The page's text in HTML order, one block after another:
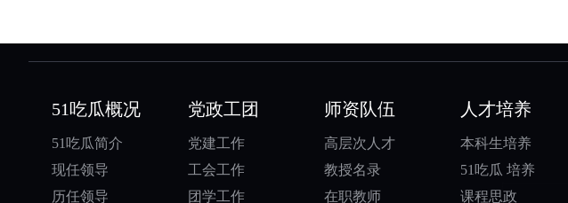
51吃瓜概况
51吃瓜简介
现任领导
历任领导
党政工团
党建工作
工会工作
团学工作
师资队伍
高层次人才
教授名录
在职教师
人才培养
本科生培养
51吃瓜 培养
课程思政